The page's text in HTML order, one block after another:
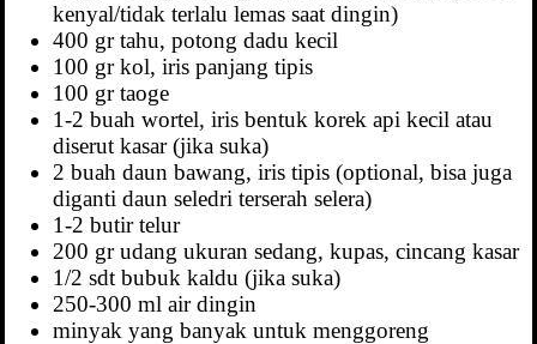
kenyal/tidak terlalu lemas saat dingin)
400 gr tahu, potong dadu kecil
100 gr kol, iris panjang tipis
100 gr taoge
1-2 buah wortel, iris bentuk korek api kecil atau
diserut kasar (jika suka)
2 buah daun bawang, iris tipis (optional, bisa juga
diganti daun seledri terserah selera)
1-2 butir telur
200 gr udang ukuran sedang, kupas, cincang kasar
1/2 sdt bubuk kaldu (jika suka)
250-300 ml air dingin
minyak yang banyak untuk menggoreng